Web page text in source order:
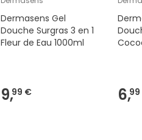
Dermasens Gel
Douche Surgras 3 en 1
Fleur de Eau 1000ml
9,99 € 6,